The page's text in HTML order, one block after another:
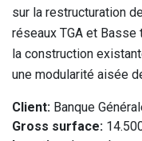
sur la restructuration
réseaux TGA et
la construction
une modularité aisée
Client: Banque
Gross surface: